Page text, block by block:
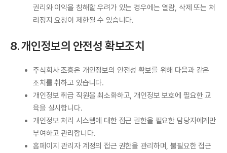
권리와 이익을 침해할 우려가 있는 경우에는 열람, 삭제 또는 처
리정지 요청이 제한될 수 있습니다.
8. 개인정보의 안전성 확보조치
주식회사 조흥은 개인정보의 안전성 확보를 위해 다음과 같은
조치를 취하고 있습니다.
개인정보 취급 직원을 최소화하고, 개인정보 보호에 필요한 교
육을 실시합니다.
개인정보 처리 시스템에 대한 접근 권한을 필요한 담당자에게만
부여하고 관리합니다.
홈페이지 관리자 계정의 접근 권한을 관리하며, 불필요한 접근